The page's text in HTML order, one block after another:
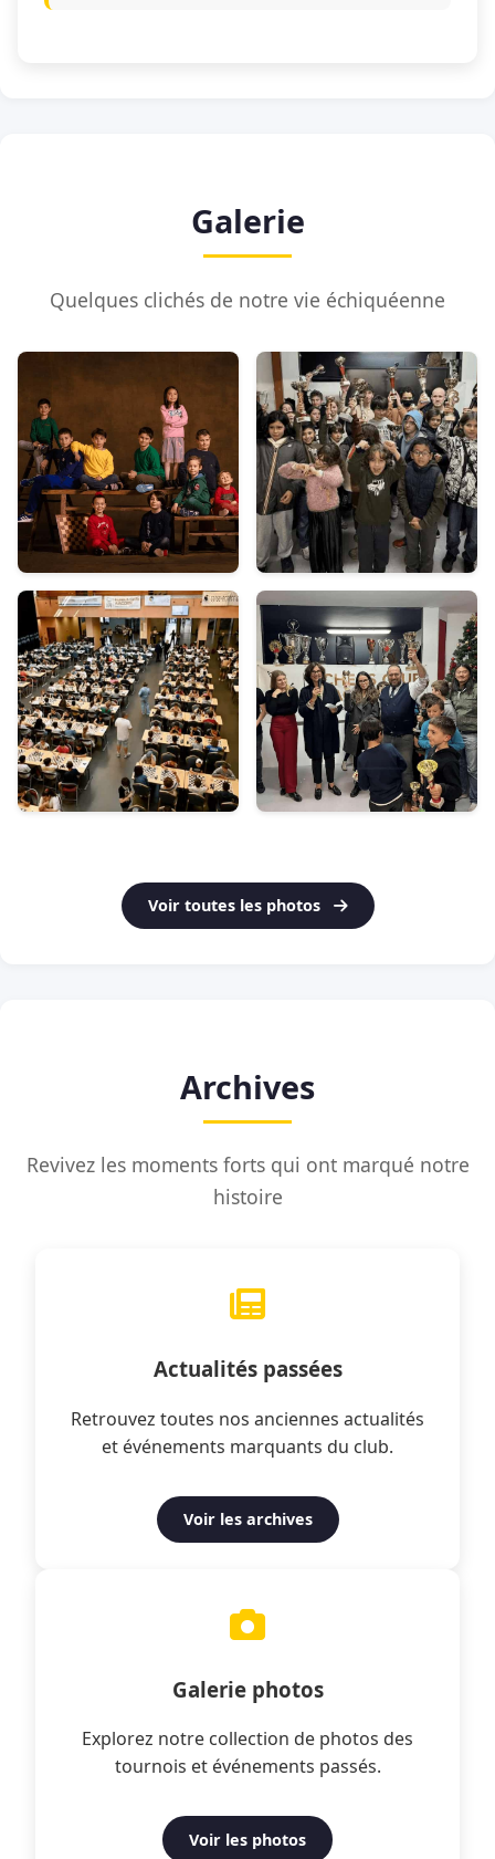
Galerie
Quelques clichés de notre vie échiquéenne
Voir toutes les photos
Archives
Revivez les moments forts qui ont marqué notre
histoire
Actualités passées
Retrouvez toutes nos anciennes actualités
et événements marquants du club.
Voir les archives
Galerie photos
Explorez notre collection de photos des
tournois et événements passés.
Voir les photos